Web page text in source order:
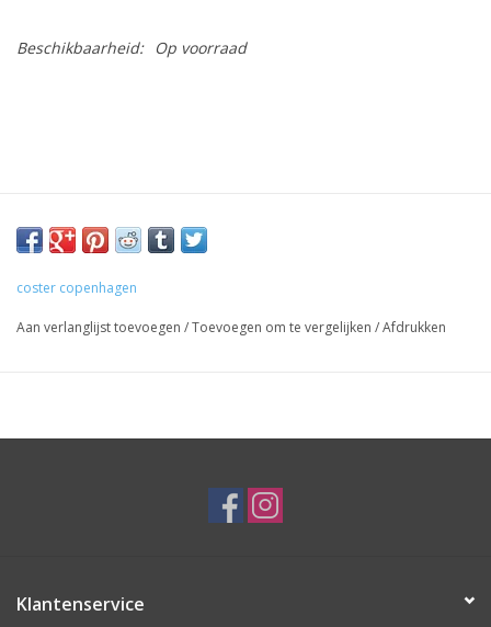
Beschikbaarheid: Op voorraad
coster copenhagen
Aan verlanglijst toevoegen /Toevoegen om te vergelijken /Afdrukken
Klantenservice